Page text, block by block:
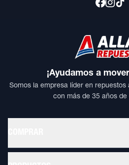
¡Ayudamos a
Somos la empresa líder en
con más de 35 años de